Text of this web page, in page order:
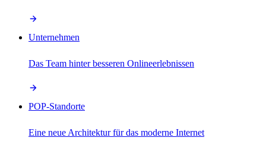
Unternehmen
Das Team hinter besseren Onlineerlebnissen
POP-Standorte
Eine neue Architektur für das moderne Internet